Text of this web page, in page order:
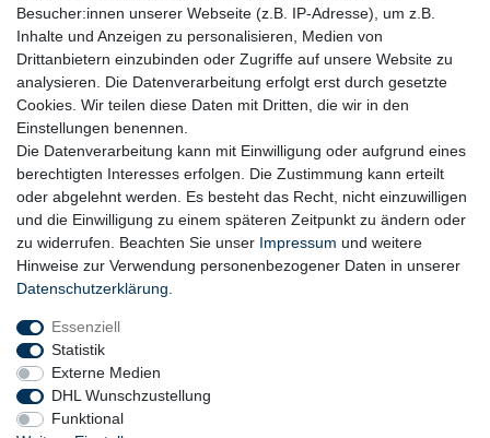
Besucher:innen unserer Webseite (z.B. IP-Adresse), um z.B.
Inhalte und Anzeigen zu personalisieren, Medien von
Drittanbietern einzubinden oder Zugriffe auf unsere Website zu
analysieren. Die Datenverarbeitung erfolgt erst durch gesetzte
Cookies. Wir teilen diese Daten mit Dritten, die wir in den
Einstellungen benennen.
Die Datenverarbeitung kann mit Einwilligung oder aufgrund eines
berechtigten Interesses erfolgen. Die Zustimmung kann erteilt
oder abgelehnt werden. Es besteht das Recht, nicht einzuwilligen
und die Einwilligung zu einem späteren Zeitpunkt zu ändern oder
zu widerrufen. Beachten Sie unser Impressum und weitere
Hinweise zur Verwendung personenbezogener Daten in unserer
Daten­schutz­erklärung
Essenziell
Statistik
Externe Medien
DHL Wunschzustellung
Funktional